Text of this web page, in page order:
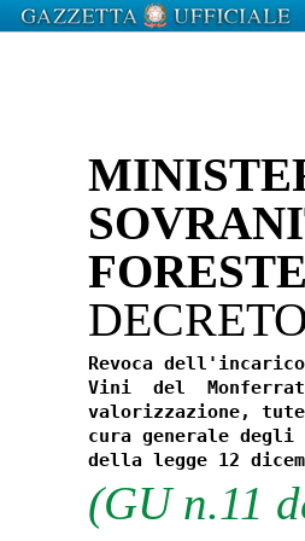
FORESTE
Revoca
Vini  del
valorizzazione,
cura generale
(GU n.11